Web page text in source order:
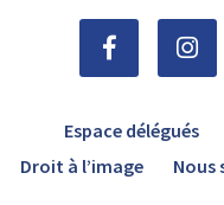
Espace délégués
Droit à l’image
Nous